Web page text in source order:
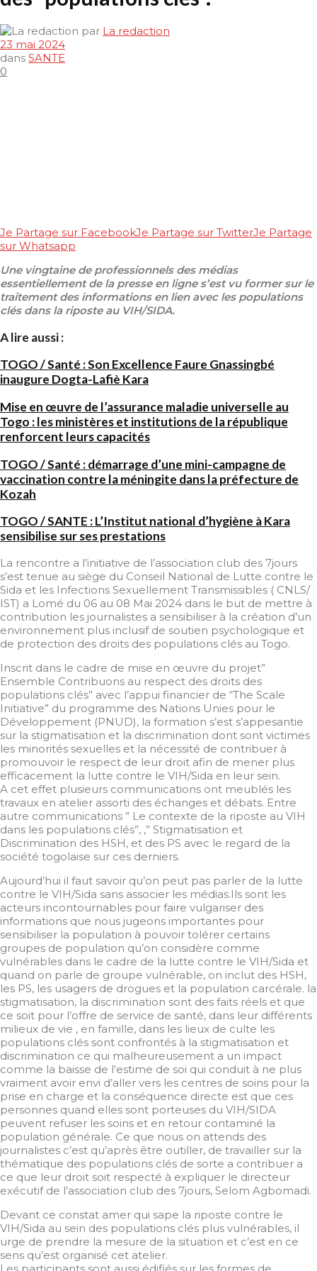
par La redaction
23 mai 2024
dans SANTE
0
Je Partage sur FacebookJe Partage sur TwitterJe Partage
sur Whatsapp
Une vingtaine de professionnels des médias
essentiellement de la presse en ligne s’est vu former sur le
traitement des informations en lien avec les populations
clés dans la riposte au VIH/SIDA.
A lire aussi :
TOGO / Santé : Son Excellence Faure Gnassingbé
inaugure Dogta-Lafiè Kara
Mise en œuvre de l’assurance maladie universelle au
Togo : les ministères et institutions de la république
renforcent leurs capacités
TOGO / Santé : démarrage d’une mini-campagne de
vaccination contre la méningite dans la préfecture de
Kozah
TOGO / SANTE : L’Institut national d’hygiène à Kara
sensibilise sur ses prestations
La rencontre a l’initiative de l’association club des 7jours
s’est tenue au siège du Conseil National de Lutte contre le
Sida et les Infections Sexuellement Transmissibles ( CNLS/
IST) a Lomé du 06 au 08 Mai 2024 dans le but de mettre à
contribution les journalistes a sensibiliser à la création d’un
environnement plus inclusif de soutien psychologique et
de protection des droits des populations clés au Togo.
Inscrit dans le cadre de mise en œuvre du projet”
Ensemble Contribuons au respect des droits des
populations clés” avec l’appui financier de “The Scale
Initiative” du programme des Nations Unies pour le
Développement (PNUD), la formation s’est s’appesantie
sur la stigmatisation et la discrimination dont sont victimes
les minorités sexuelles et la nécessité de contribuer à
promouvoir le respect de leur droit afin de mener plus
efficacement la lutte contre le VIH/Sida en leur sein.
A cet effet plusieurs communications ont meublés les
travaux en atelier assorti des échanges et débats. Entre
autre communications ” Le contexte de la riposte au VIH
dans les populations clés”, ,” Stigmatisation et
Discrimination des HSH, et des PS avec le regard de la
société togolaise sur ces derniers.
Aujourd’hui il faut savoir qu’on peut pas parler de la lutte
contre le VIH/Sida sans associer les médias.Ils sont les
acteurs incontournables pour faire vulgariser des
informations que nous jugeons importantes pour
sensibiliser la population à pouvoir tolérer certains
groupes de population qu’on considère comme
vulnérables dans le cadre de la lutte contre le VIH/Sida et
quand on parle de groupe vulnérable, on inclut des HSH,
les PS, les usagers de drogues et la population carcérale. la
stigmatisation, la discrimination sont des faits réels et que
ce soit pour l’offre de service de santé, dans leur différents
milieux de vie , en famille, dans les lieux de culte les
populations clés sont confrontés à la stigmatisation et
discrimination ce qui malheureusement a un impact
comme la baisse de l’estime de soi qui conduit à ne plus
vraiment avoir envi d’aller vers les centres de soins pour la
prise en charge et la conséquence directe est que ces
personnes quand elles sont porteuses du VIH/SIDA
peuvent refuser les soins et en retour contaminé la
population générale. Ce que nous on attends des
journalistes c’est qu’après être outiller, de travailler sur la
thématique des populations clés de sorte a contribuer a
ce que leur droit soit respecté à expliquer le directeur
exécutif de l’association club des 7jours, Selom Agbomadi.
Devant ce constat amer qui sape la riposte contre le
VIH/Sida au sein des populations clés plus vulnérables, il
urge de prendre la mesure de la situation et c’est en ce
sens qu’est organisé cet atelier.
Les participants sont aussi édifiés sur les formes de